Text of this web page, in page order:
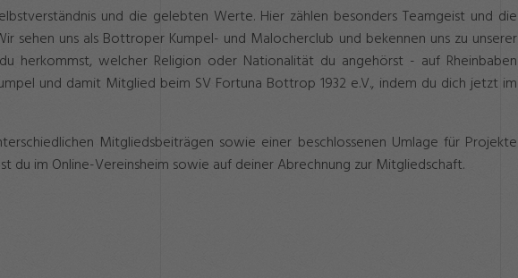
und die gelebten Werte. Hier zählen besonders Teamgeist und die
sehen uns als Bottroper Kumpel- und Malocherclub und bekennen uns zu unserer
herkommst, welcher Religion oder Nationalität du angehörst - auf Rheinbaben
und damit Mitglied beim SV Fortuna Bottrop 1932 e.V., indem du dich jetzt im
Mitgliedsbeiträgen sowie einer beschlossenen Umlage für Projekte
du im Online-Vereinsheim sowie auf deiner Abrechnung zur Mitgliedschaft.